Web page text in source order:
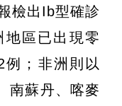
檢出Ib型確診
區已出現零
；非洲則以
南蘇丹、喀麥